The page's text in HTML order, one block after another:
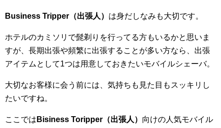
Business Tripper（出張人） は身だしなみも大切です。
ホテルのカミソリで髭剃りを行ってる方もいるかと思いま
すが、長期出張や頻繁に出張することが多い方なら、出張
アイテムとして1つは用意しておきたいモバイルシェーバ。
大切なお客様に会う前には、気持ちも見た目もスッキリし
たいですね。
ここでは Bisiness Toripper（出張人） 向けの人気モバイル